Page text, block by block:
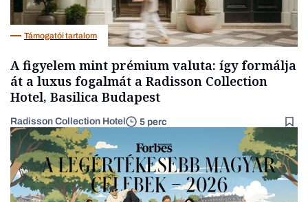
Támogatói tartalom
A figyelem mint prémium valuta: így formálja
át a luxus fogalmát a Radisson Collection
Hotel, Basilica Budapest
Radisson Collection Hotel 5 perc